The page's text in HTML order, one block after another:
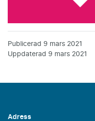
Publicerad 9 mars 2021
Uppdaterad 9 mars 2021
Adress